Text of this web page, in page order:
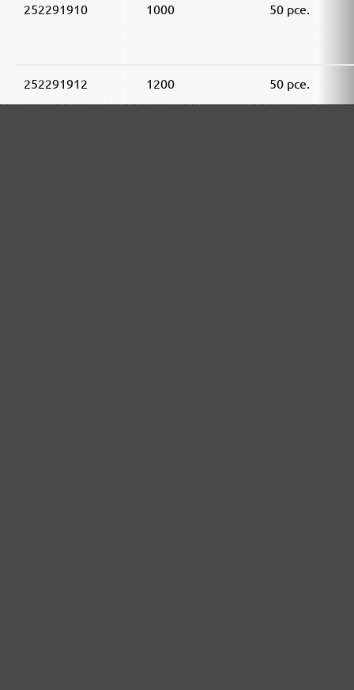
252291910 1000 50 pce.
252291912 1200 50 pce.